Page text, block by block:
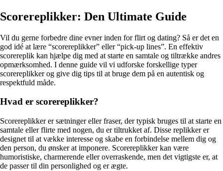
Scorereplikker: Den Ultimate Guide
Vil du gerne forbedre dine evner inden for flirt og dating? Så er det en
god idé at lære “scorereplikker” eller “pick-up lines”. En effektiv
scorereplik kan hjælpe dig med at starte en samtale og tiltrække andres
opmærksomhed. I denne guide vil vi udforske forskellige typer
scorereplikker og give dig tips til at bruge dem på en autentisk og
respektfuld måde.
Hvad er scorereplikker?
Scorereplikker er sætninger eller fraser, der typisk bruges til at starte en
samtale eller flirte med nogen, du er tiltrukket af. Disse replikker er
designet til at vække interesse og skabe en forbindelse mellem dig og
den person, du ønsker at imponere. Scorereplikker kan være
humoristiske, charmerende eller overraskende, men det vigtigste er, at
de passer til din personlighed og er ægte.